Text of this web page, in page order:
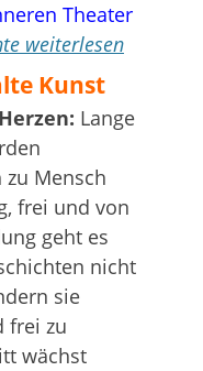
Theater
weiterlesen
Kunst
Lange
Mensch
frei und von
geht es
nicht
sie
frei zu
wächst